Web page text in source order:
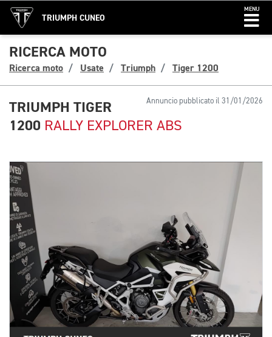
TRIUMPH CUNEO
MENU
RICERCA MOTO
Ricerca moto Usate Triumph Tiger 1200
Annuncio pubblicato il 31/01/2026
TRIUMPH TIGER
1200 RALLY EXPLORER ABS